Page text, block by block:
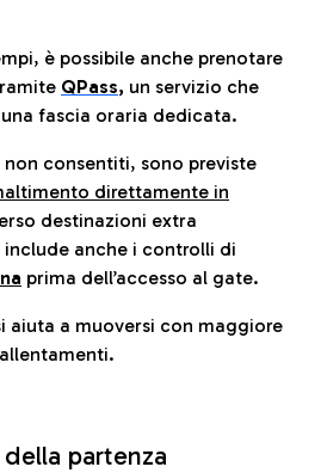
è possibile anche prenotare
QPass, un servizio che
fascia oraria dedicata.
consentiti, sono previste
direttamente in
destinazioni extra
anche i controlli di
prima dell’accesso al gate.
aiuta a muoversi con maggiore
partenza